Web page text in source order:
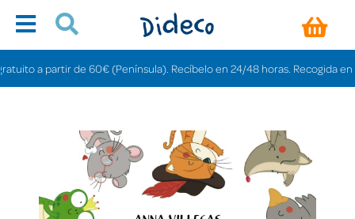
a partir de 60€ (Península). Recíbelo en 24/48 horas. Recogida en